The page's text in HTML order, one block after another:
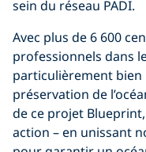
sein du réseau PADI.
Avec plus de 6 600
professionnels dans
particulièrement bien
préservation de
de ce projet
action – en unissant